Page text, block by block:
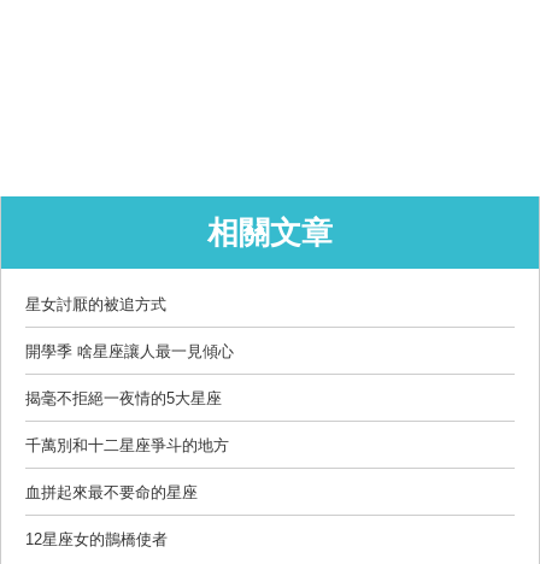
相關文章
星女討厭的被追方式
開學季 啥星座讓人最一見傾心
揭毫不拒絕一夜情的5大星座
千萬別和十二星座爭斗的地方
血拼起來最不要命的星座
12星座女的鵲橋使者